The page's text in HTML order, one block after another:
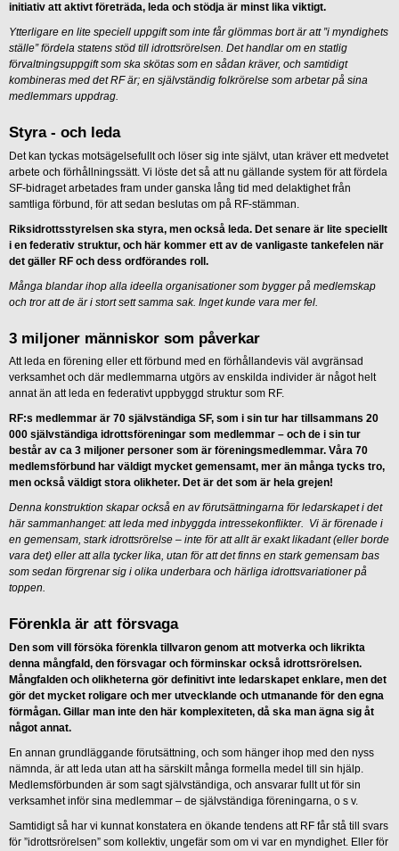
initiativ att aktivt företräda, leda och stödja är minst lika viktigt.
Ytterligare en lite speciell uppgift som inte får glömmas bort är att ”i myndighets
ställe” fördela statens stöd till idrottsrörelsen. Det handlar om en statlig
förvaltningsuppgift som ska skötas som en sådan kräver, och samtidigt
kombineras med det RF är; en självständig folkrörelse som arbetar på sina
medlemmars uppdrag.
Styra - och leda
Det kan tyckas motsägelsefullt och löser sig inte självt, utan kräver ett medvetet
arbete och förhållningssätt. Vi löste det så att nu gällande system för att fördela
SF-bidraget arbetades fram under ganska lång tid med delaktighet från
samtliga förbund, för att sedan beslutas om på RF-stämman.
Riksidrottsstyrelsen ska styra, men också leda. Det senare är lite speciellt
i en federativ struktur, och här kommer ett av de vanligaste tankefelen när
det gäller RF och dess ordförandes roll.
Många blandar ihop alla ideella organisationer som bygger på medlemskap
och tror att de är i stort sett samma sak. Inget kunde vara mer fel.
3 miljoner människor som påverkar
Att leda en förening eller ett förbund med en förhållandevis väl avgränsad
verksamhet och där medlemmarna utgörs av enskilda individer är något helt
annat än att leda en federativt uppbyggd struktur som RF.
RF:s medlemmar är 70 självständiga SF, som i sin tur har tillsammans 20
000 självständiga idrottsföreningar som medlemmar – och de i sin tur
består av ca 3 miljoner personer som är föreningsmedlemmar. Våra 70
medlemsförbund har väldigt mycket gemensamt, mer än många tycks tro,
men också väldigt stora olikheter. Det är det som är hela grejen!
Denna konstruktion skapar också en av förutsättningarna för ledarskapet i det
här sammanhanget: att leda med inbyggda intressekonflikter. Vi är förenade i
en gemensam, stark idrottsrörelse – inte för att allt är exakt likadant (eller borde
vara det) eller att alla tycker lika, utan för att det finns en stark gemensam bas
som sedan förgrenar sig i olika underbara och härliga idrottsvariationer på
toppen.
Förenkla är att försvaga
Den som vill försöka förenkla tillvaron genom att motverka och likrikta
denna mångfald, den försvagar och förminskar också idrottsrörelsen.
Mångfalden och olikheterna gör definitivt inte ledarskapet enklare, men det
gör det mycket roligare och mer utvecklande och utmanande för den egna
förmågan. Gillar man inte den här komplexiteten, då ska man ägna sig åt
något annat.
En annan grundläggande förutsättning, och som hänger ihop med den nyss
nämnda, är att leda utan att ha särskilt många formella medel till sin hjälp.
Medlemsförbunden är som sagt självständiga, och ansvarar fullt ut för sin
verksamhet inför sina medlemmar – de självständiga föreningarna, o s v.
Samtidigt så har vi kunnat konstatera en ökande tendens att RF får stå till svars
för ”idrottsrörelsen” som kollektiv, ungefär som om vi var en myndighet. Eller för